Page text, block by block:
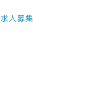
求人募集